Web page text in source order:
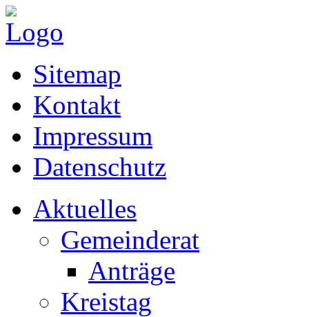
Sitemap
Kontakt
Impressum
Datenschutz
Aktuelles
Gemeinderat
Anträge
Kreistag